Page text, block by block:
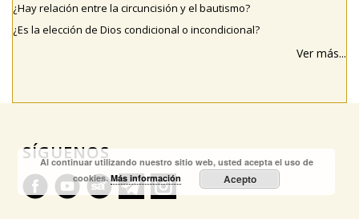
¿Hay relación entre la circuncisión y el bautismo?
¿Es la elección de Dios condicional o incondicional?
Ver más...
SÍGUENOS
Al continuar utilizando nuestro sitio web, usted acepta el uso de
cookies.Más información Acepto